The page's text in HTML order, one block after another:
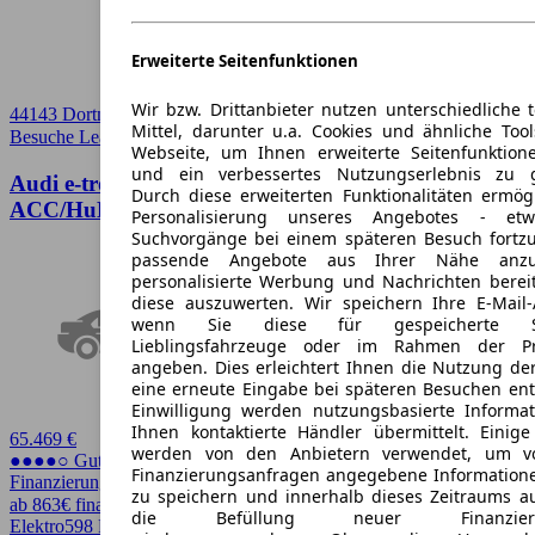
44143 Dortmund
Besuche Leasingmarkt ➚
Audi e-tron GT RS E-TRON GT
ACC/HuD/PANO/LASER/NACHT/EXCLUSIVE
65.469 €
●●●●○ Guter Preis
Finanzierung möglich
ab 863€ finanzieren ↗
Elektro598 PS (440 kW) 28.780 kmEZ 06/202322,1 kWh/100
Erweiterte Seitenfunktionen
Wir bzw. Drittanbieter nutzen unterschiedliche
Mittel, darunter u.a. Cookies und ähnliche
Webseite, um Ihnen erweiterte
und ein verbessertes Nutzungserlebnis zu
Durch diese erweiterten Funktionalitäten
Personalisierung unseres Angebotes -
Suchvorgänge bei einem späteren Besuch
passende Angebote aus Ihrer Nähe
personalisierte Werbung und Nachrichten
diese auszuwerten. Wir speichern Ihre E-Mail-
wenn Sie diese für gespeicherte
Lieblingsfahrzeuge oder im Rahmen der
angeben. Dies erleichtert Ihnen die Nutzung
eine erneute Eingabe bei späteren Besuchen
Einwilligung werden nutzungsbasierte
Ihnen kontaktierte Händler übermittelt. Einige
werden von den Anbietern verwendet, um
Finanzierungsanfragen angegebene
zu speichern und innerhalb dieses Zeitraums
die Befüllung neuer